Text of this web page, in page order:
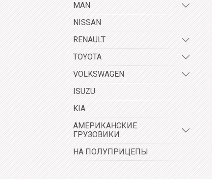
MAN
NISSAN
RENAULT
TOYOTA
VOLKSWAGEN
ISUZU
KIA
АМЕРИКАНСКИЕ
ГРУЗОВИКИ
НА ПОЛУПРИЦЕПЫ